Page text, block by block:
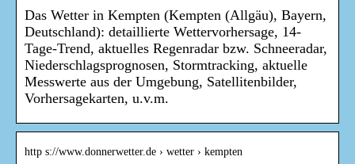
Das Wetter in Kempten (Kempten (Allgäu), Bayern,
Deutschland): detaillierte Wettervorhersage, 14-
Tage-Trend, aktuelles Regenradar bzw. Schneeradar,
Niederschlagsprognosen, Stormtracking, aktuelle
Messwerte aus der Umgebung, Satellitenbilder,
Vorhersagekarten, u.v.m.
http s://www.donnerwetter.de › wetter › kempten